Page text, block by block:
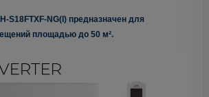
S18FTXF-NG(I) предназначен для
площадью до 50 м².